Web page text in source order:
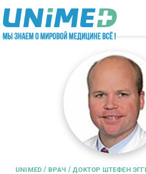
Перейти к основному
UNIMED / ВРАЧ / ДОКТОР ШТЕФЕН